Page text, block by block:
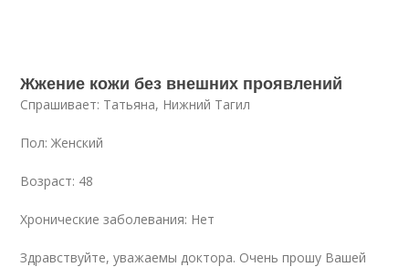
Жжение кожи без внешних проявлений
Спрашивает: Татьяна, Нижний Тагил
Пол: Женский
Возраст: 48
Хронические заболевания: Нет
Здравствуйте, уважаемы доктора. Очень прошу Вашей